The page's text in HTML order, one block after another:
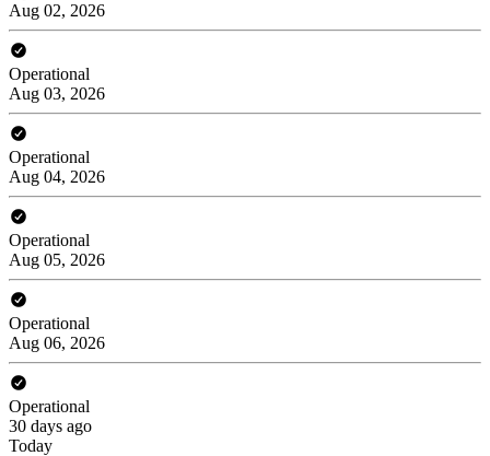
Aug 02, 2026
Operational
Aug 03, 2026
Operational
Aug 04, 2026
Operational
Aug 05, 2026
Operational
Aug 06, 2026
Operational
30 days ago
Today